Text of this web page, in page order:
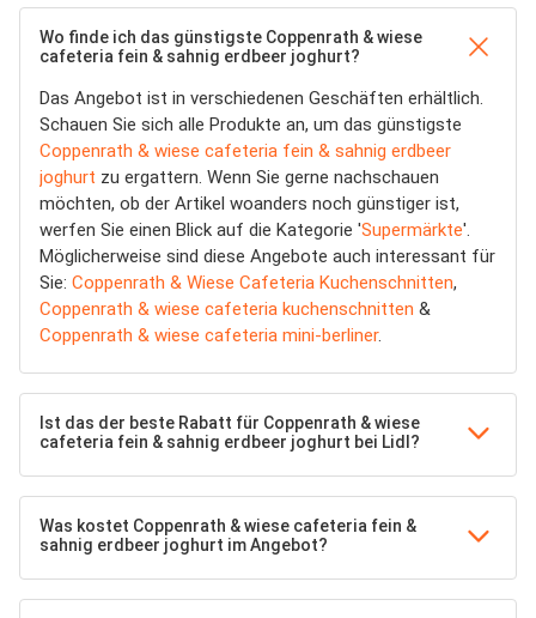
Wo finde ich das günstigste Coppenrath & wiese
cafeteria fein & sahnig erdbeer joghurt?
Das Angebot ist in verschiedenen Geschäften erhältlich.
Schauen Sie sich alle Produkte an, um das günstigste
Coppenrath & wiese cafeteria fein & sahnig erdbeer
joghurt zu ergattern. Wenn Sie gerne nachschauen
möchten, ob der Artikel woanders noch günstiger ist,
werfen Sie einen Blick auf die Kategorie 'Supermärkte'.
Möglicherweise sind diese Angebote auch interessant für
Sie: Coppenrath & Wiese Cafeteria Kuchenschnitten,
Coppenrath & wiese cafeteria kuchenschnitten &
Coppenrath & wiese cafeteria mini-berliner.
Ist das der beste Rabatt für Coppenrath & wiese
cafeteria fein & sahnig erdbeer joghurt bei Lidl?
Was kostet Coppenrath & wiese cafeteria fein &
sahnig erdbeer joghurt im Angebot?